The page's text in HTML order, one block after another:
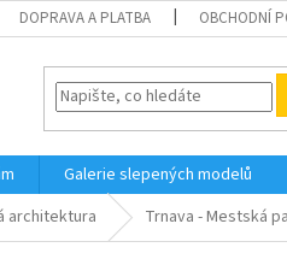
DOPRAVA A PLATBA OBCHODNÍ
Galerie slepených modelů
architektura Trnava - Mestská